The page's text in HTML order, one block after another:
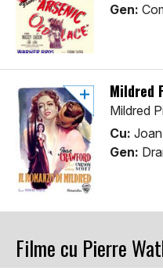
Gen:
Mildred
Mildred
Cu:
Gen:
Filme cu Pierre